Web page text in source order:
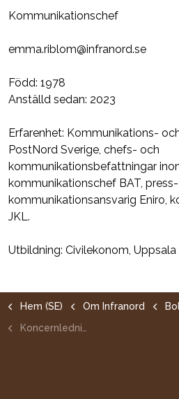
Kommunikationschef
emma.riblom@infranord.se
Född: 1978
Anställd sedan: 2023
Erfarenhet: Kommunikations-
PostNord Sverige, chefs- och
kommunikationsbefattningar
kommunikationschef BAT,
kommunikationsansvarig Eniro,
JKL.
Utbildning: Civilekonom, Uppsala
Hem (SE) Om Infranord
Koncernledning